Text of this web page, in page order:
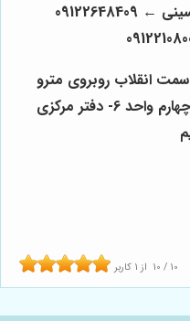
←
09122648409
سمت انقلاب روبروی مترو
شادمان ساختمان 133 طبقه ی چهارم واحد 6- دفتر مرکزی
10 / 10 از 1 کاربر